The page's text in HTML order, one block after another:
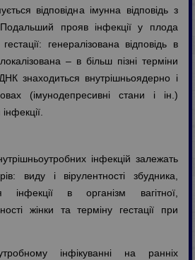
відповідна імунна відповідь з
прояв інфекції у плода
генералізована відповідь в
– в більш пізні терміни
знаходиться внутрішньоядерно і
(імунодепресивні стани і ін.)
інфекцій залежать
виду і вірулентності збудника,
інфекції в організм вагітної,
жінки та терміну гестації при
інфікуванні на ранніх